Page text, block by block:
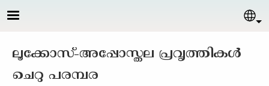
Skip to main content
ലൂക്കോസ്-അപ്പോസ്തല പ്രവൃത്തികള്‍
ചെറു പരമ്പര